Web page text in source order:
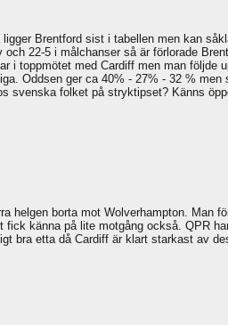
Brentford sist i tabellen men kan
22-5 i målchanser så är förlorade
toppmötet med Cardiff men man följde
Oddsen ger ca 40% - 27% - 32 %
folket på stryktipset? Känns
helgen borta mot Wolverhampton. Man
känna på lite motgång också. QPR
bra etta då Cardiff är klart starkast av